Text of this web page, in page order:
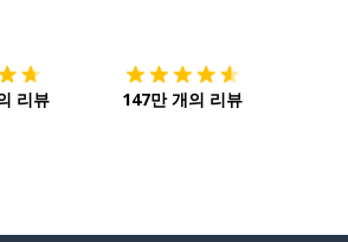
리뷰 147만 개의 리뷰